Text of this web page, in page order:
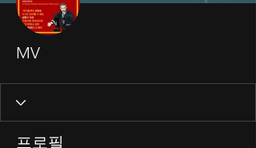
MV
프로필